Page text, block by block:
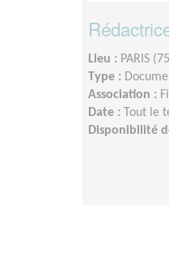
Lieu : PARIS
Type :
Association :
Date :
Tout le
Disponibilité